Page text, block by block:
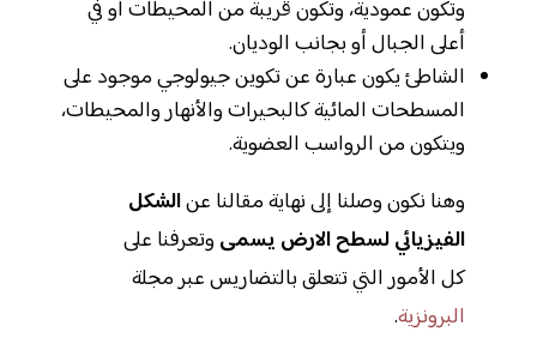
وتكون عمودية، وتكون قريبة من المحيطات أو في
أعلى الجبال أو بجانب الوديان.
الشاطئ يكون عبارة عن تكوين جيولوجي موجود على
المسطحات المائية كالبحيرات والأنهار والمحيطات،
ويتكون من الرواسب العضوية.
وهنا نكون وصلنا إلى نهاية مقالنا عنالشكل
الفيزيائي لسطح الارض يسمى وتعرفنا على
كل الأمور التي تتعلق بالتضاريس عبر مجلة
البرونزية.